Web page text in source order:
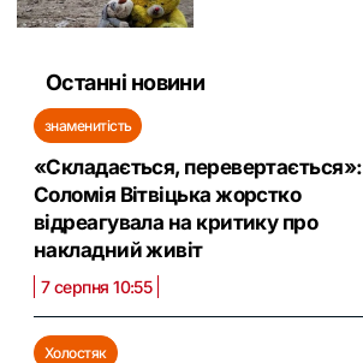
Останні новини
знаменитість
«Складається, перевертається»:
Соломія Вітвіцька жорстко
відреагувала на критику про
накладний живіт
7 серпня 10:55
Холостяк